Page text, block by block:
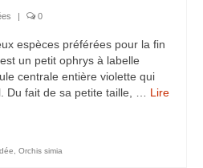
| 0
espèces préférées pour la fin
un petit ophrys à labelle
centrale entière violette qui
Du fait de sa petite taille, … Lire
Orchis simia